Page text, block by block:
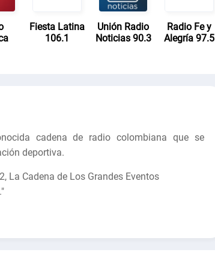
Fiesta Latina
106.1
Unión Radio
Noticias 90.3
Radio Fe y
Alegría 97.5
cadena de radio colombiana que se
deportiva.
La Cadena de Los Grandes Eventos
"